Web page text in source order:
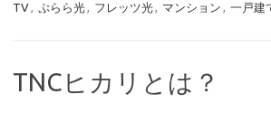
TV, ぷらら光, フレッツ光, マンション , 一戸建
TNCヒカリとは？